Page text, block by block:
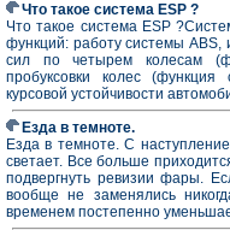
Что такое система ESP ?
Что такое система ESP
функций: работу системы
сил по четырем колесам
пробуксовки колес
курсовой устойчивости
Езда в темноте.
Езда в темноте. С
светает. Все больше
подвергнуть ревизии фары.
вообще не заменялись
временем постепенно